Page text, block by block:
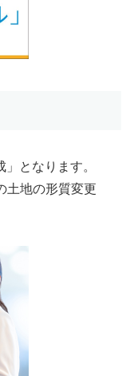
となります。
土地の形質変更